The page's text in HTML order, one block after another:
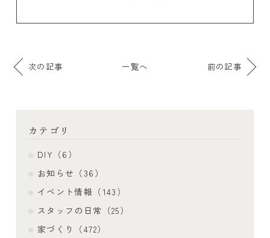
次の記事 一覧へ 前の記事
カテゴリ
DIY（6）
お知らせ（36）
イベント情報（143）
スタッフの日常（25）
家づくり（472）